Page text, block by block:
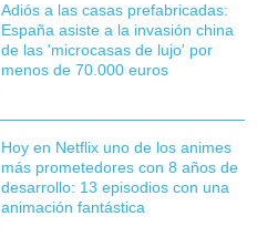
Adiós a las casas prefabricadas:
España asiste a la invasión china
de las 'microcasas de lujo' por
menos de 70.000 euros
Hoy en Netflix uno de los animes
más prometedores con 8 años de
desarrollo: 13 episodios con una
animación fantástica